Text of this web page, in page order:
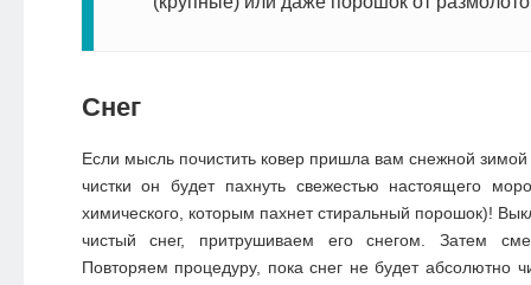
Снег
Если мысль почистить ковер пришла вам снежной
чистки он будет пахнуть свежестью настоящего
химического, которым пахнет стиральный порошок)!
чистый снег, притрушиваем его снегом. Затем
Повторяем процедуру, пока снег не будет абсолютно